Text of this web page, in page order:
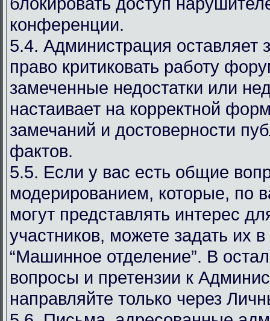
конференции.
5.4. Администрация оставляет
право критиковать работу
замеченные недостатки или
настаивает на корректной
замечаний и достоверности
фактов.
5.5. Если у вас есть общие
модерированием, которые, по
могут представлять интерес
участников, можете задать их
“Машинное отделение”. В
вопросы и претензии к
направляйте только через